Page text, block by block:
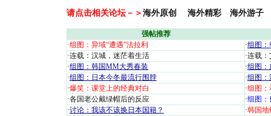
请点击相关论坛－＞ 海外原创 海外精彩 海外游子
强帖推荐
·组图：异域“遭遇”法拉利 ·组图：
·连载：汉城，迷茫着生活 ·连载：
·组图：韩国MM大秀春装 ·组图：
·组图：日本今冬最流行围脖 ·组图
·爆笑：课堂上的经典对白 ·组图：
·各国老公戴绿帽后的反应 ·组图：
·讨论：我该不该换日本国籍？ ·韩国地